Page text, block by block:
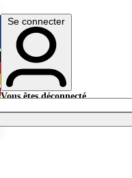
English
Deutsch
Se connecter
Vous êtes déconnecté.